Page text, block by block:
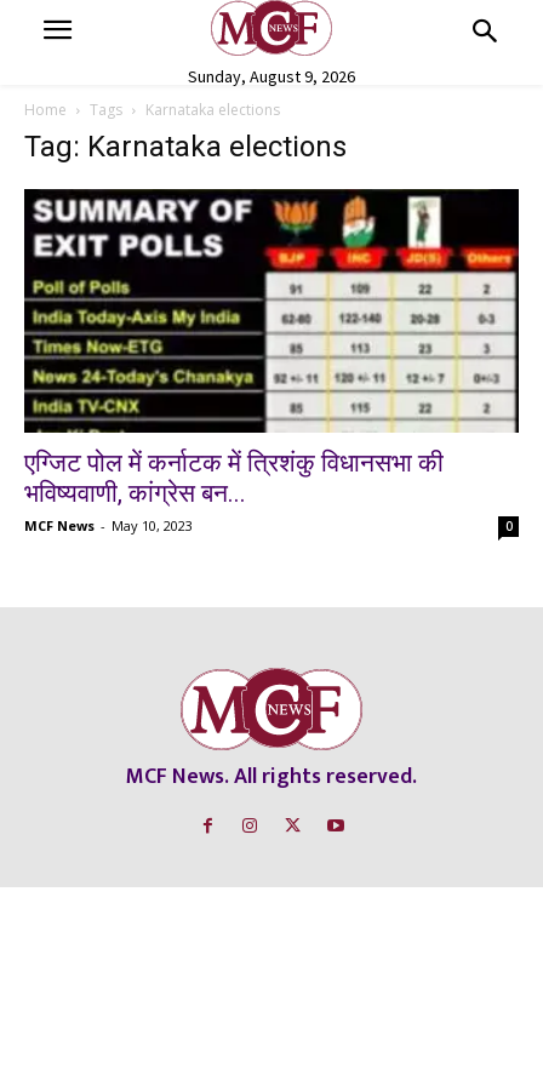
Sunday, August 9, 2026
Home Tags Karnataka elections
Tag: Karnataka elections
एग्जिट पोल में कर्नाटक में त्रिशंकु विधानसभा की
भविष्यवाणी, कांग्रेस बन...
MCF News - May 10, 2023 0
MCF News. All rights reserved.